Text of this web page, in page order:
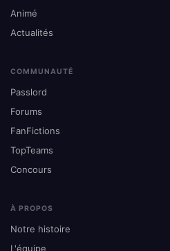
Animé
Actualités
COMMUNAUTÉ
Passlord
Forums
FanFictions
TopTeams
Concours
À PROPOS
Notre histoire
L'équipe